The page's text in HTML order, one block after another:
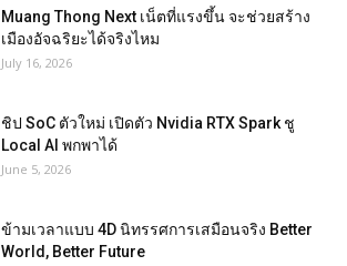
Muang Thong Next เน็ตที่แรงขึ้น จะช่วยสร้าง
เมืองอัจฉริยะได้จริงไหม
July 16, 2026
ชิป SoC ตัวใหม่ เปิดตัว Nvidia RTX Spark ชู
Local AI พกพาได้
June 5, 2026
ข้ามเวลาแบบ 4D นิทรรศการเสมือนจริง Better
World, Better Future